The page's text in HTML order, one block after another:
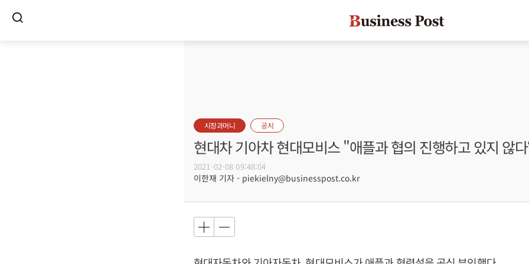
시장과머니 공시
현대차 기아차 현대모비스 "애플과 협의 진행하고 있지 않
2021-02-08 09:48:04
이한재 기자 - piekielny@businesspost.co.kr